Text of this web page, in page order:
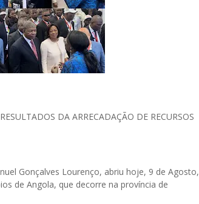
DA ARRECADAÇÃO DE RECURSOS
Gonçalves Lourenço, abriu hoje, 9 de Agosto,
de Angola, que decorre na província de